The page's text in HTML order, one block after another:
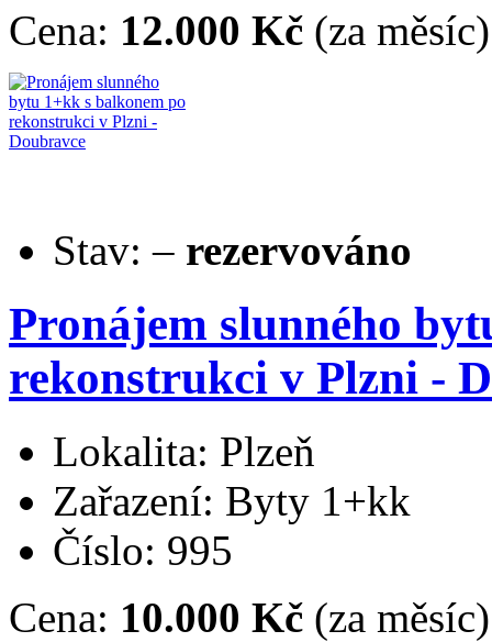
Cena: 12.000 Kč (za měsíc)
Stav: – rezervováno
Pronájem slunného
rekonstrukci v Plzni -
Lokalita: Plzeň
Zařazení: Byty 1+kk
Číslo: 995
Cena: 10.000 Kč (za měsíc)